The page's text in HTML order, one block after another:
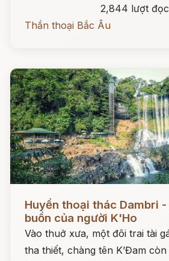
2,844 lượt đọc
Thần thoại Bắc Âu
Đọc ngay
Huyền thoại thác Dambri
buồn của người K'Ho
Vào thuở xưa, một đôi trai tài
tha thiết, chàng tên K’Đam